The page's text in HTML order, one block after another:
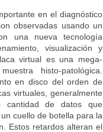
en el diagnóstico
observadas usando un
una nueva tecnología
visualización y
virtual es una mega-
histo-patológica.
en disco del orden de
virtuales, generalmente
cantidad de datos que
cuello de botella para la
Estos retardos alteran el